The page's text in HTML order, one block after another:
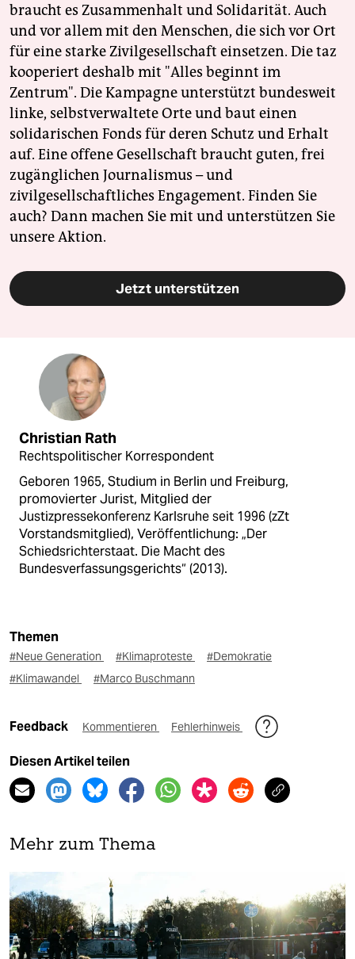
braucht es Zusammenhalt und Solidarität. Auch
und vor allem mit den Menschen, die sich vor Ort
für eine starke Zivilgesellschaft einsetzen. Die taz
kooperiert deshalb mit "Alles beginnt im
Zentrum". Die Kampagne unterstützt bundesweit
linke, selbstverwaltete Orte und baut einen
solidarischen Fonds für deren Schutz und Erhalt
auf. Eine offene Gesellschaft braucht guten, frei
zugänglichen Journalismus – und
zivilgesellschaftliches Engagement. Finden Sie
auch? Dann machen Sie mit und unterstützen Sie
unsere Aktion.
Jetzt unterstützen
Christian Rath
Rechtspolitischer Korrespondent
Geboren 1965, Studium in Berlin und Freiburg,
promovierter Jurist, Mitglied der
Justizpressekonferenz Karlsruhe seit 1996 (zZt
Vorstandsmitglied), Veröffentlichung: „Der
Schiedsrichterstaat. Die Macht des
Bundesverfassungsgerichts“ (2013).
Themen
#Neue Generation #Klimaproteste
#Demokratie
#Klimawandel
#Marco Buschmann
Feedback Kommentieren Fehlerhinweis
Diesen Artikel teilen
Mehr zum Thema